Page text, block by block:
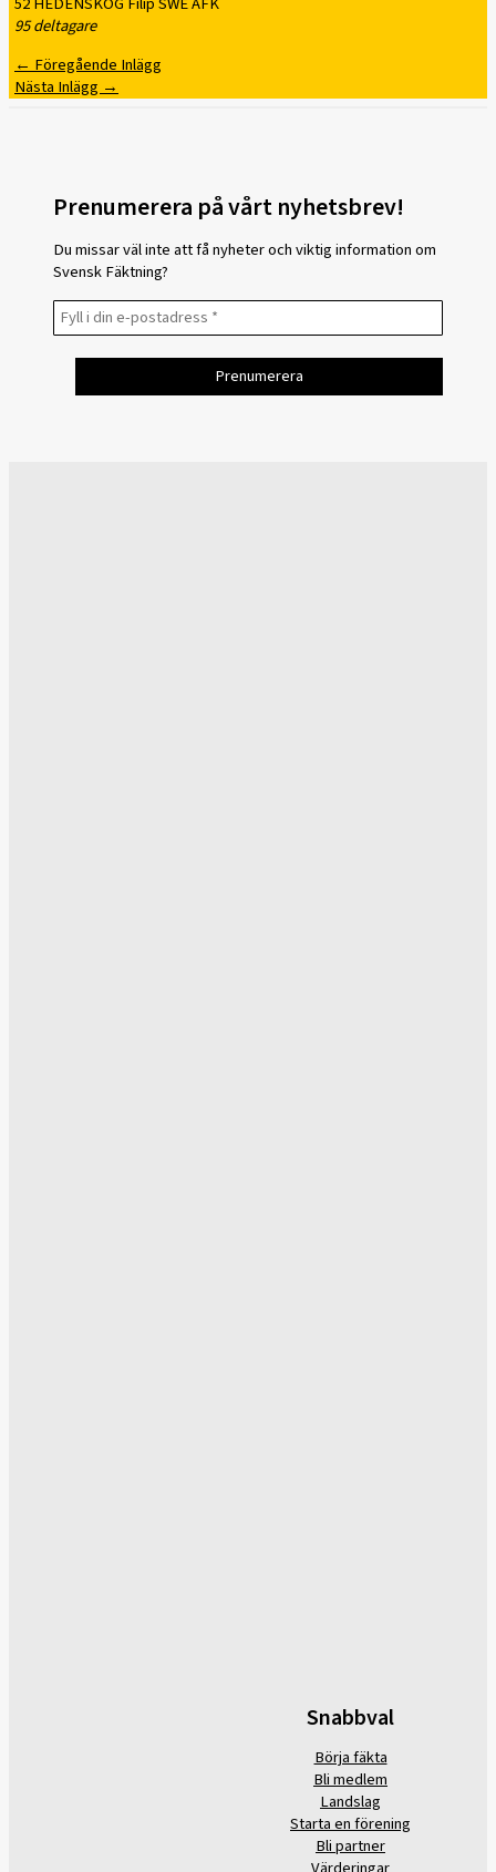
95 deltagare
← Föregående Inlägg
Nästa Inlägg →
Prenumerera på vårt nyhetsbrev!
Du missar väl inte att få nyheter och viktig information om
Svensk Fäktning?
Snabbval
Börja fäkta
Bli medlem
Landslag
Starta en förening
Bli partner